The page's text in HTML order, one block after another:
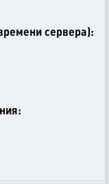
сервера):